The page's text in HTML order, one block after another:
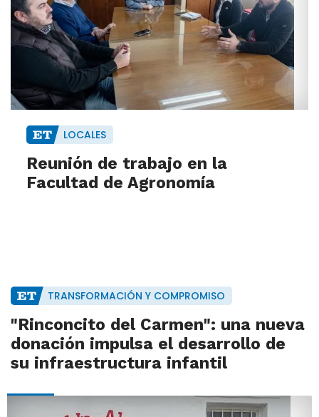
LOCALES
Reunión de trabajo en la
Facultad de Agronomía
TRANSFORMACIÓN Y COMPROMISO
"Rinconcito del Carmen": una nueva
donación impulsa el desarrollo de
su infraestructura infantil